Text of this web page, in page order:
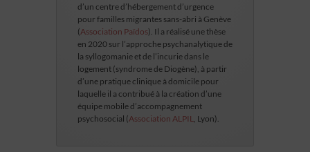
d’un centre d’hébergement d’urgence
pour familles migrantes sans-abri à Genève
(Association Païdos). Il a réalisé une thèse
en 2020 sur l’approche psychanalytique de
la syllogomanie et de l’incurie dans le
logement (syndrome de Diogène), à partir
d’une pratique clinique à domicile pour
laquelle il a contribué à la création d’une
équipe mobile d’accompagnement
psychosocial (Association ALPIL , Lyon).